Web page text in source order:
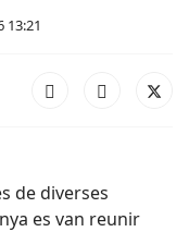
13:21
de diverses
es van reunir